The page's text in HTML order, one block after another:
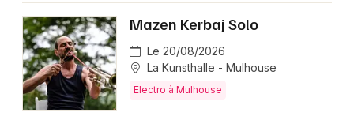
Mazen Kerbaj Solo
Le 20/08/2026
La Kunsthalle - Mulhouse
Electro à Mulhouse